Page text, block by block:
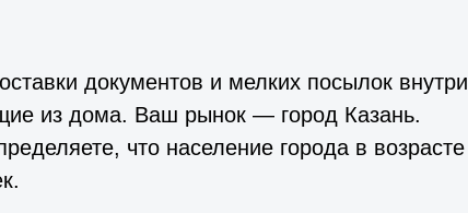
документов и мелких посылок внутри
из дома. Ваш рынок — город Казань.
что население города в возрасте